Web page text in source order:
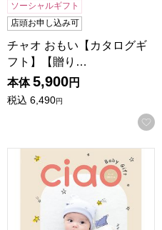
気に入りに登録する
ソーシャルギフト
店頭お申し込み可
チャオ おもい【カタログギ
フト】【贈り…
本体 5,900円
税込 6,490円
】【贈りものカタログ】
チャオ ほほえみ【カタログ